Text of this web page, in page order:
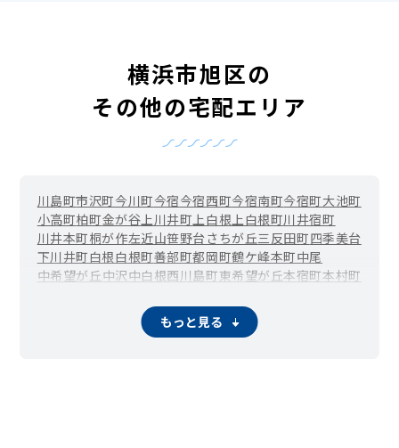
横浜市旭区の
その他の宅配エリア
川島町市沢町今川町今宿今宿西町今宿南町今宿町大池町
小高町柏町金が谷上川井町上白根上白根町川井宿町
川井本町桐が作左近山笹野台さちが丘三反田町四季美台
下川井町白根白根町善部町都岡町鶴ケ峰本町中尾
中希望が丘中沢中白根西川島町東希望が丘本宿町本村町
もっと見る